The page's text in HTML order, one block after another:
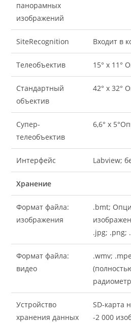
панорамных
изображений
SiteRecognition Входит в
Телеобъектив 15° x 11°
Стандартный
объектив
42° x 32°
Супер-
телеобъектив
6,6° x
Интерфейс Labview;
Хранение
Формат файла:
изображения
.bmt;
.jpg; .png;
Формат файла:
видео
.wmv;
Устройство
хранения данных
SD-карта
-2 000